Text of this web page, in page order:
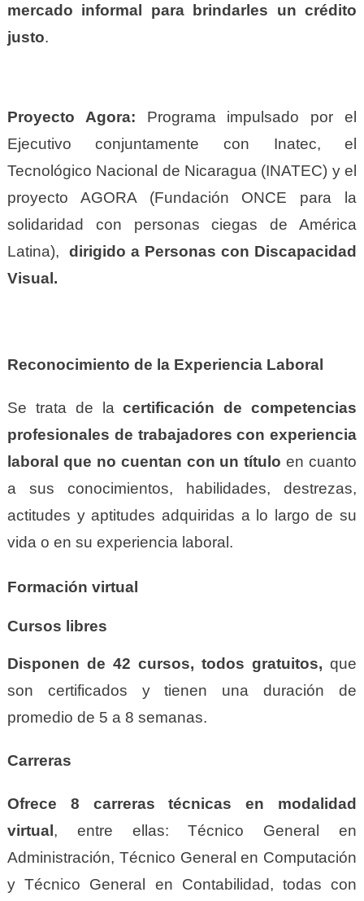
mercado informal para brindarles un crédito
justo.
Proyecto Agora: Programa impulsado por el
Ejecutivo conjuntamente con Inatec, el
Tecnológico Nacional de Nicaragua (INATEC) y el
proyecto AGORA (Fundación ONCE para la
solidaridad con personas ciegas de América
Latina), dirigido a Personas con Discapacidad
Visual.
Reconocimiento de la Experiencia Laboral
Se trata de lacertificación de competencias
profesionales de trabajadores con experiencia
laboral que no cuentan con un título en cuanto
a sus conocimientos, habilidades, destrezas,
actitudes y aptitudes adquiridas a lo largo de su
vida o en su experiencia laboral.
Formación virtual
Cursos libres
Disponen de 42 cursos, todos gratuitos, que
son certificados y tienen una duración de
promedio de 5 a 8 semanas.
Carreras
Ofrece 8 carreras técnicas en modalidad
virtual, entre ellas: Técnico General en
Administración, Técnico General en Computación
y Técnico General en Contabilidad, todas con